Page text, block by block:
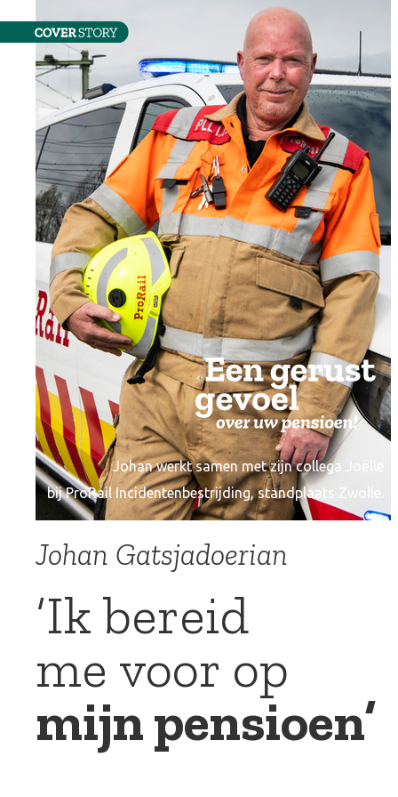
Johan werkt samen met zijn collega Joëlle
bij ProRail Incidentenbestrijding, standplaats Zwolle.
Johan Gatsjadoerian
‘Ik bereid
me voor op
mijn pensioen’